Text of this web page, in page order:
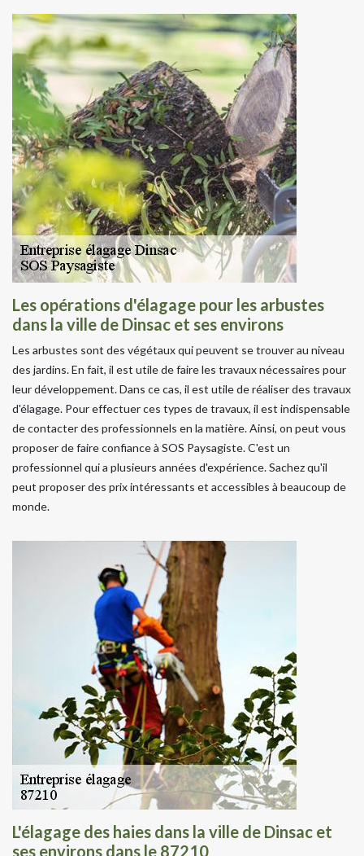
Les opérations d'élagage pour les arbustes
dans la ville de Dinsac et ses environs
Les arbustes sont des végétaux qui peuvent se trouver au niveau
des jardins. En fait, il est utile de faire les travaux nécessaires pour
leur développement. Dans ce cas, il est utile de réaliser des travaux
d'élagage. Pour effectuer ces types de travaux, il est indispensable
de contacter des professionnels en la matière. Ainsi, on peut vous
proposer de faire confiance à SOS Paysagiste. C'est un
professionnel qui a plusieurs années d'expérience. Sachez qu'il
peut proposer des prix intéressants et accessibles à beaucoup de
monde.
L'élagage des haies dans la ville de Dinsac et
ses environs dans le 87210